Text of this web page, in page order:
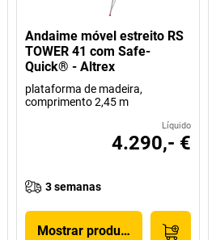
Andaime móvel estreito RS
TOWER 41 com Safe-
Quick® - Altrex
plataforma de madeira,
comprimento 2,45 m
Líquido
4.290,- €
3 semanas
Mostrar produto